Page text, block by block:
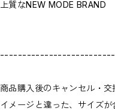
上質なNEW MODE BRAND
商品購入後のキャンセル・交
イメージと違った、サイズ